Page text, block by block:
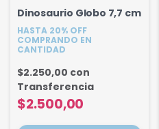
Dinosaurio Globo 7,7 cm
HASTA 20% OFF
COMPRANDO EN
CANTIDAD
$2.500,00
$2.250,00 con
Transferencia